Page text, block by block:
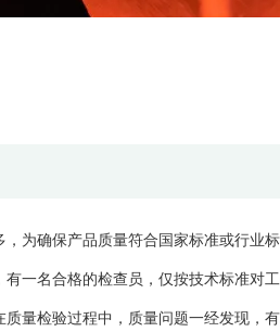
为确保产品质量符合国家标准或行业
一名合格的检查员，仅按技术标准对
量检验过程中，质量问题一经发现，